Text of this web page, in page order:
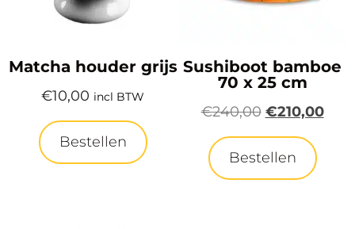
Matcha houder grijs
€10,00 incl BTW
Bestellen
Sushiboot bamboe
70 x 25 cm
€240,00 €210,00
Bestellen